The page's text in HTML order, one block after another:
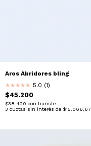
Aros Abridores bling
★★★★★ 5.0 (1)
$45.200
$38.420 con transfe
3 cuotas sin interés de $15.066,67